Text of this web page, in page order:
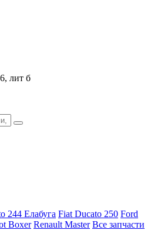
лит б
244 Елабуга Fiat Ducato 250 Ford
Boxer Renault Master Все запчасти